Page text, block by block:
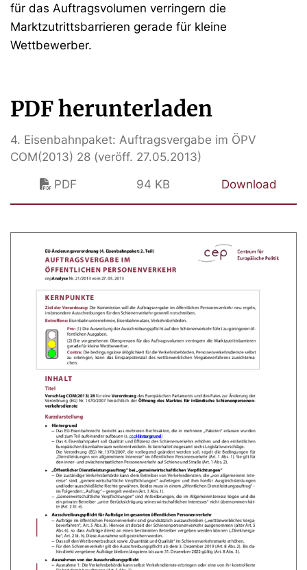
für das Auftragsvolumen verringern die
Marktzutrittsbarrieren gerade für kleine
Wettbewerber.
PDF herunterladen
4. Eisenbahnpaket: Auftragsvergabe im ÖPV
COM(2013) 28 (veröff. 27.05.2013)
PDF
94 KB Download